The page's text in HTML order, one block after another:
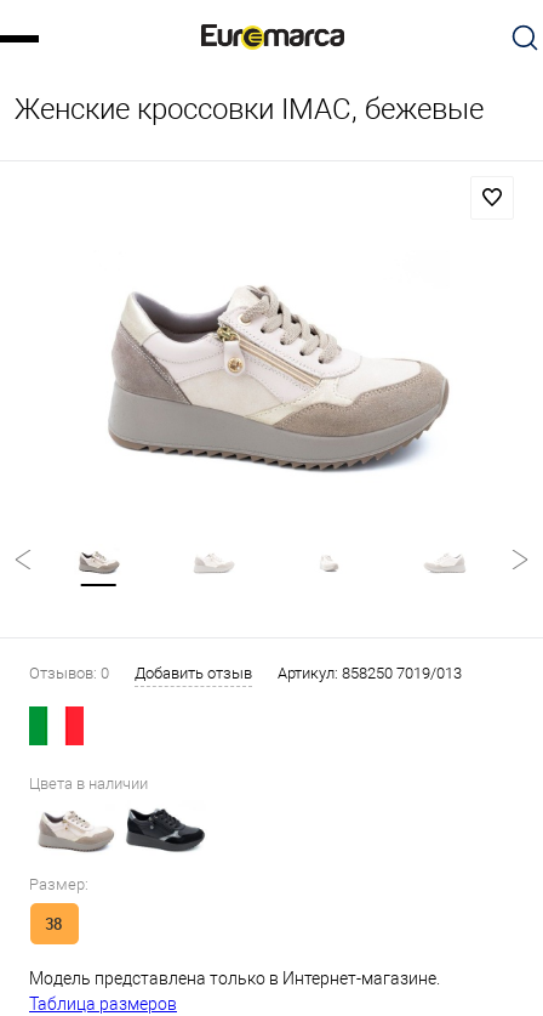
Женские кроссовки IMAC, бежевые
Отзывов: 0 Добавить отзыв Артикул: 858250 7019/013
Цвета в наличии
Размер:
38
Модель представлена только в Интернет-магазине.
Таблица размеров